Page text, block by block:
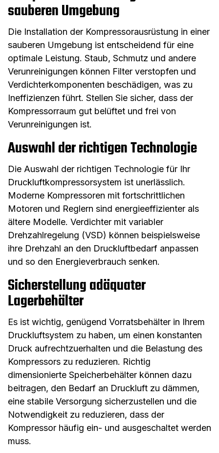
sauberen Umgebung
Die Installation der Kompressorausrüstung in einer
sauberen Umgebung ist entscheidend für eine
optimale Leistung. Staub, Schmutz und andere
Verunreinigungen können Filter verstopfen und
Verdichterkomponenten beschädigen, was zu
Ineffizienzen führt. Stellen Sie sicher, dass der
Kompressorraum gut belüftet und frei von
Verunreinigungen ist.
Auswahl der richtigen Technologie
Die Auswahl der richtigen Technologie für Ihr
Druckluftkompressorsystem ist unerlässlich.
Moderne Kompressoren mit fortschrittlichen
Motoren und Reglern sind energieeffizienter als
ältere Modelle. Verdichter mit variabler
Drehzahlregelung (VSD) können beispielsweise
ihre Drehzahl an den Druckluftbedarf anpassen
und so den Energieverbrauch senken.
Sicherstellung adäquater
Lagerbehälter
Es ist wichtig, genügend Vorratsbehälter in Ihrem
Druckluftsystem zu haben, um einen konstanten
Druck aufrechtzuerhalten und die Belastung des
Kompressors zu reduzieren. Richtig
dimensionierte Speicherbehälter können dazu
beitragen, den Bedarf an Druckluft zu dämmen,
eine stabile Versorgung sicherzustellen und die
Notwendigkeit zu reduzieren, dass der
Kompressor häufig ein- und ausgeschaltet werden
muss.